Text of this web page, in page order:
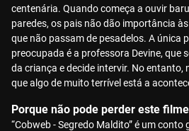
centenária. Quando começa a ouvir
paredes, os pais não dão importância
que não passam de pesadelos. A única
preocupada é a professora Devine, que
da criança e decide intervir. No entanto,
que algo de muito terrível está a
Porque não pode perder este
“Cobweb - Segredo Maldito” é um